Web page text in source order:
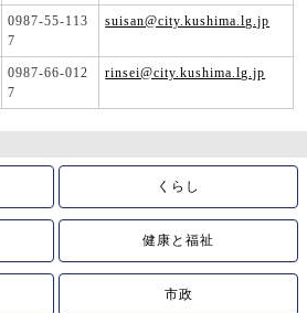
0987-55-113
7
suisan@city.kushima.lg.jp
0987-66-012
7
rinsei@city.kushima.lg.jp
くらし
健康と福祉
市政